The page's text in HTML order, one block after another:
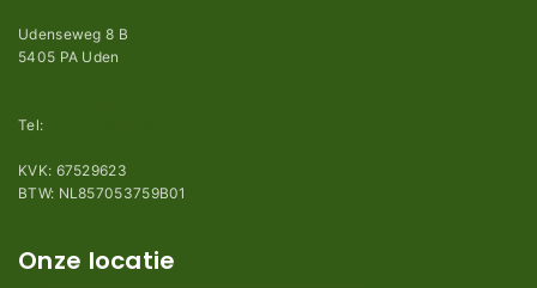
Udenseweg 8 B
5405 PA Uden
Tel:
KVK: 67529623
BTW: NL857053759B01
Onze locatie